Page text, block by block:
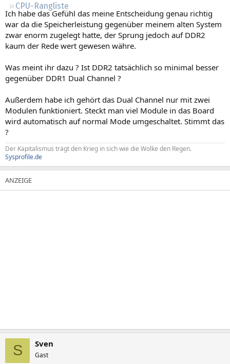
CPU-Rangliste
Ich habe das Gefühl das meine Entscheidung genau richtig
war da die Speicherleistung gegenüber meinem alten System
zwar enorm zugelegt hatte, der Sprung jedoch auf DDR2
kaum der Rede wert gewesen währe.
Was meint ihr dazu ? Ist DDR2 tatsächlich so minimal besser
gegenüber DDR1 Dual Channel ?
Außerdem habe ich gehört das Dual Channel nur mit zwei
Modulen funktioniert. Steckt man viel Module in das Board
wird automatisch auf normal Mode umgeschaltet. Stimmt das
?
Der Kapitalismus trägt den Krieg in sich wie die Wolke den Regen.
Sysprofile.de
S Sven
Gast